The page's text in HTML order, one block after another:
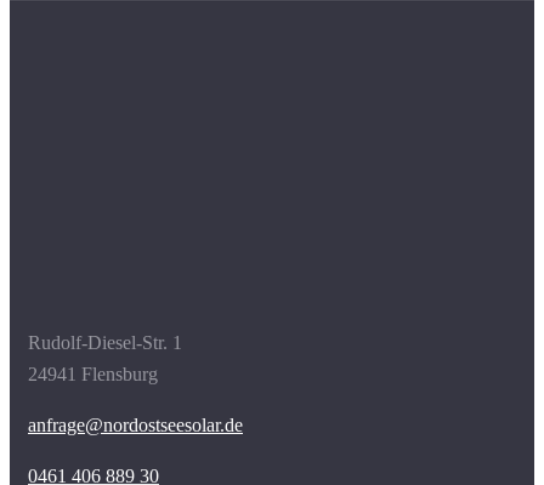
Rudolf-Diesel-Str. 1
24941 Flensburg
anfrage@nordostseesolar.de
0461 406 889 30